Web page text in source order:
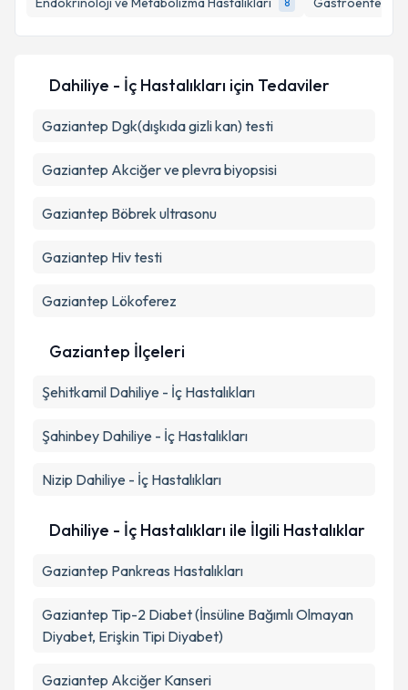
Metni
'ni okudum ve kişisel verilerimin belirtilen
kapsamda işlenmesini kabul ediyorum.
Dahiliye - İç Hastalıkları için Tedaviler
Gaziantep Dgk(dışkıda gizli kan) testi
Gaziantep Akciğer ve plevra biyopsisi
Gaziantep Böbrek ultrasonu
Gaziantep Hiv testi
Gaziantep Lökoferez
Gaziantep İlçeleri
Şehitkamil Dahiliye - İç Hastalıkları
Şahinbey Dahiliye - İç Hastalıkları
Nizip Dahiliye - İç Hastalıkları
Dahiliye - İç Hastalıkları ile İlgili Hastalıklar
Gaziantep Pankreas Hastalıkları
Gaziantep Tip-2 Diabet (İnsüline Bağımlı Olmayan
Diyabet, Erişkin Tipi Diyabet)
Gaziantep Akciğer Kanseri